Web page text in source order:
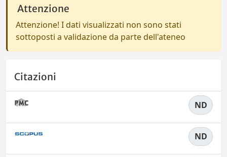
Attenzione
Attenzione! I dati visualizzati non sono stati
sottoposti a validazione da parte dell'ateneo
Citazioni
ND
ND